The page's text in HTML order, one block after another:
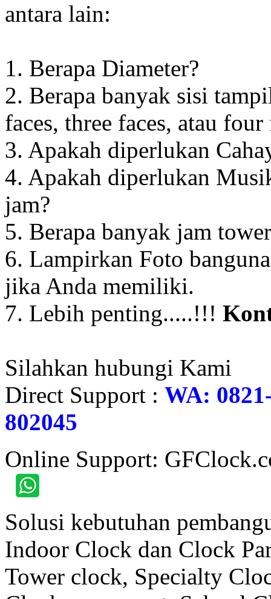
antara lain:
1. Berapa Diameter?
2. Berapa banyak sisi
faces, three faces, atau four
3. Apakah diperlukan
4. Apakah diperlukan
jam?
5. Berapa banyak jam
6. Lampirkan Foto
jika Anda memiliki.
7. Lebih penting.....!!!
Silahkan hubungi Kami
Direct Support : WA:
802045
Online Support:
Solusi kebutuhan
Indoor Clock dan Clock
Tower clock, Specialty